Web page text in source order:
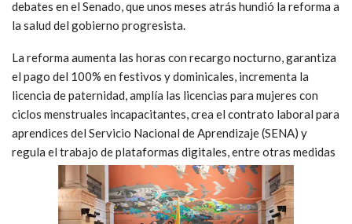
debates en el Senado, que unos meses atrás hundió la reforma a
la salud del gobierno progresista.
La reforma aumenta las horas con recargo nocturno, garantiza
el pago del 100% en festivos y dominicales, incrementa la
licencia de paternidad, amplía las licencias para mujeres con
ciclos menstruales incapacitantes, crea el contrato laboral para
aprendices del Servicio Nacional de Aprendizaje (SENA) y
regula el trabajo de plataformas digitales, entre otras medidas